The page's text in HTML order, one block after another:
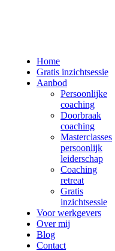
Home
Gratis inzichtsessie
Aanbod
Persoonlijke
coaching
Doorbraak
coaching
Masterclasses
persoonlijk
leiderschap
Coaching
retreat
Gratis
inzichtsessie
Voor werkgevers
Over mij
Blog
Contact